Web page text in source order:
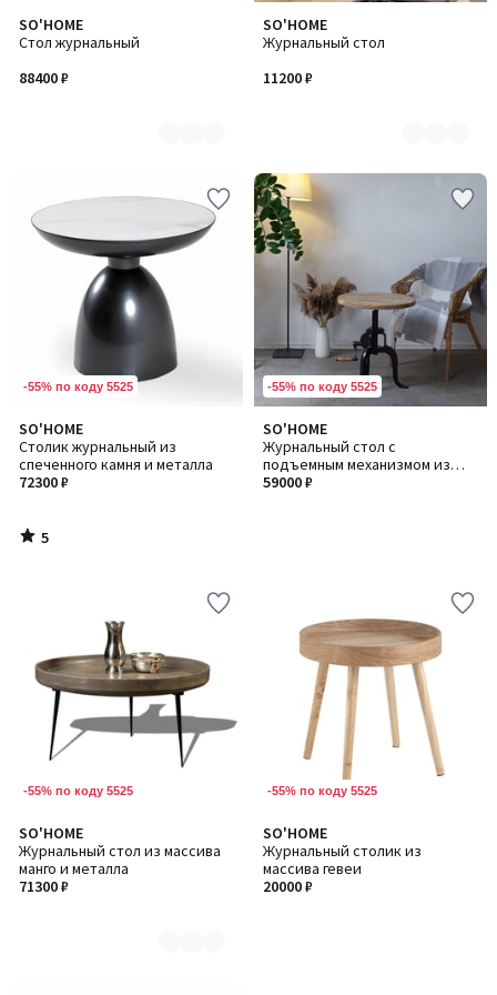
SO'HOME
Стол журнальный
88400 ₽
Количество
цветов:
2
SO'HOME
Журнальный стол
11200 ₽
Количество
цветов:
2
-55% по коду 5525
SO'HOME
Столик журнальный из
спеченного камня и металла
72300 ₽
5
/
5
5
/
-55% по коду 5525
SO'HOME
Журнальный стол с
подъемным механизмом из
массива манго и металла
59000 ₽
-55% по коду 5525
SO'HOME
Журнальный стол из массива
манго и металла
71300 ₽
Количество
цветов:
2
-55% по коду 5525
SO'HOME
Журнальный столик из
массива гевеи
20000 ₽